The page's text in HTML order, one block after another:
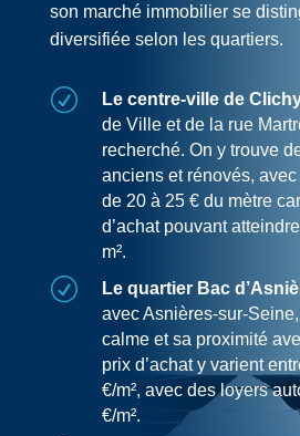
son marché immobilier se
diversifiée selon les quartiers.
R Le centre-ville de
de Ville et de la rue
recherché. On y trouve
anciens et rénovés,
de 20 à 25 € du mètre
d’achat pouvant
m².
R Le quartier Bac
avec Asnières-sur-
calme et sa proximité
prix d’achat y varient
€/m², avec des loyers
€/m².